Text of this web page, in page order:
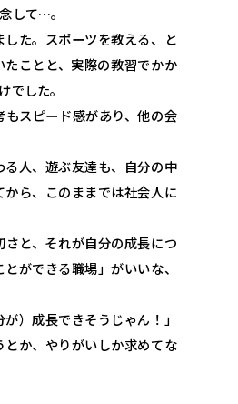
して…。
た。スポーツを教える、と
ことと、実際の教習でかか
した。
スピード感があり、他の会
人、遊ぶ友達も、自分の中
ら、このままでは社会人に
と、それが自分の成長につ
ができる職場」がいいな、
）成長できそうじゃん！」
か、やりがいしか求めてな